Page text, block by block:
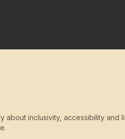
about inclusivity, accessibility and